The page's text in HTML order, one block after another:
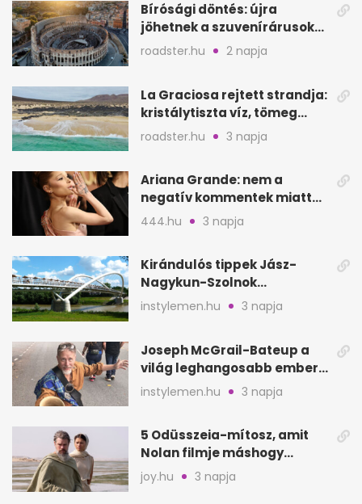
Bírósági döntés: újra
jöhetnek a szuvenírárusok
Európa ikonikus helyére
roadster.hu 2 napja
La Graciosa rejtett strandja:
kristálytiszta víz, tömeg
nélkül
roadster.hu 3 napja
Ariana Grande: nem a
negatív kommentek miatt
vonul vissza
444.hu 3 napja
Kirándulós tippek Jász-
Nagykun-Szolnok
megyében: 6 kihagyhatatlan
hely
instylemen.hu 3 napja
Joseph McGrail-Bateup a
világ leghangosabb embere
lett Ausztráliából
instylemen.hu 3 napja
5 Odüsszeia-mítosz, amit
Nolan filmje máshogy
mutat, mint Homérosz
joy.hu 3 napja